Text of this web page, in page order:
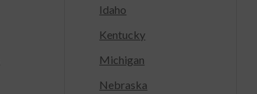
Idaho
Kentucky
Michigan
Nebraska